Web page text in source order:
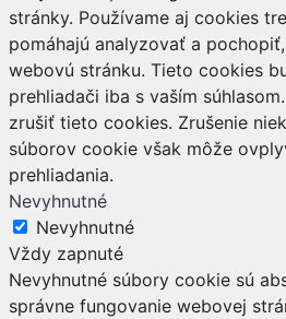
stránky. Používame aj cookies
pomáhajú analyzovať a
webovú stránku. Tieto cookies
prehliadači iba s vaším
zrušiť tieto cookies. Zrušenie
súborov cookie však môže
prehliadania.
Nevyhnutné
Nevyhnutné
Vždy zapnuté
Nevyhnutné súbory cookie sú
správne fungovanie webovej